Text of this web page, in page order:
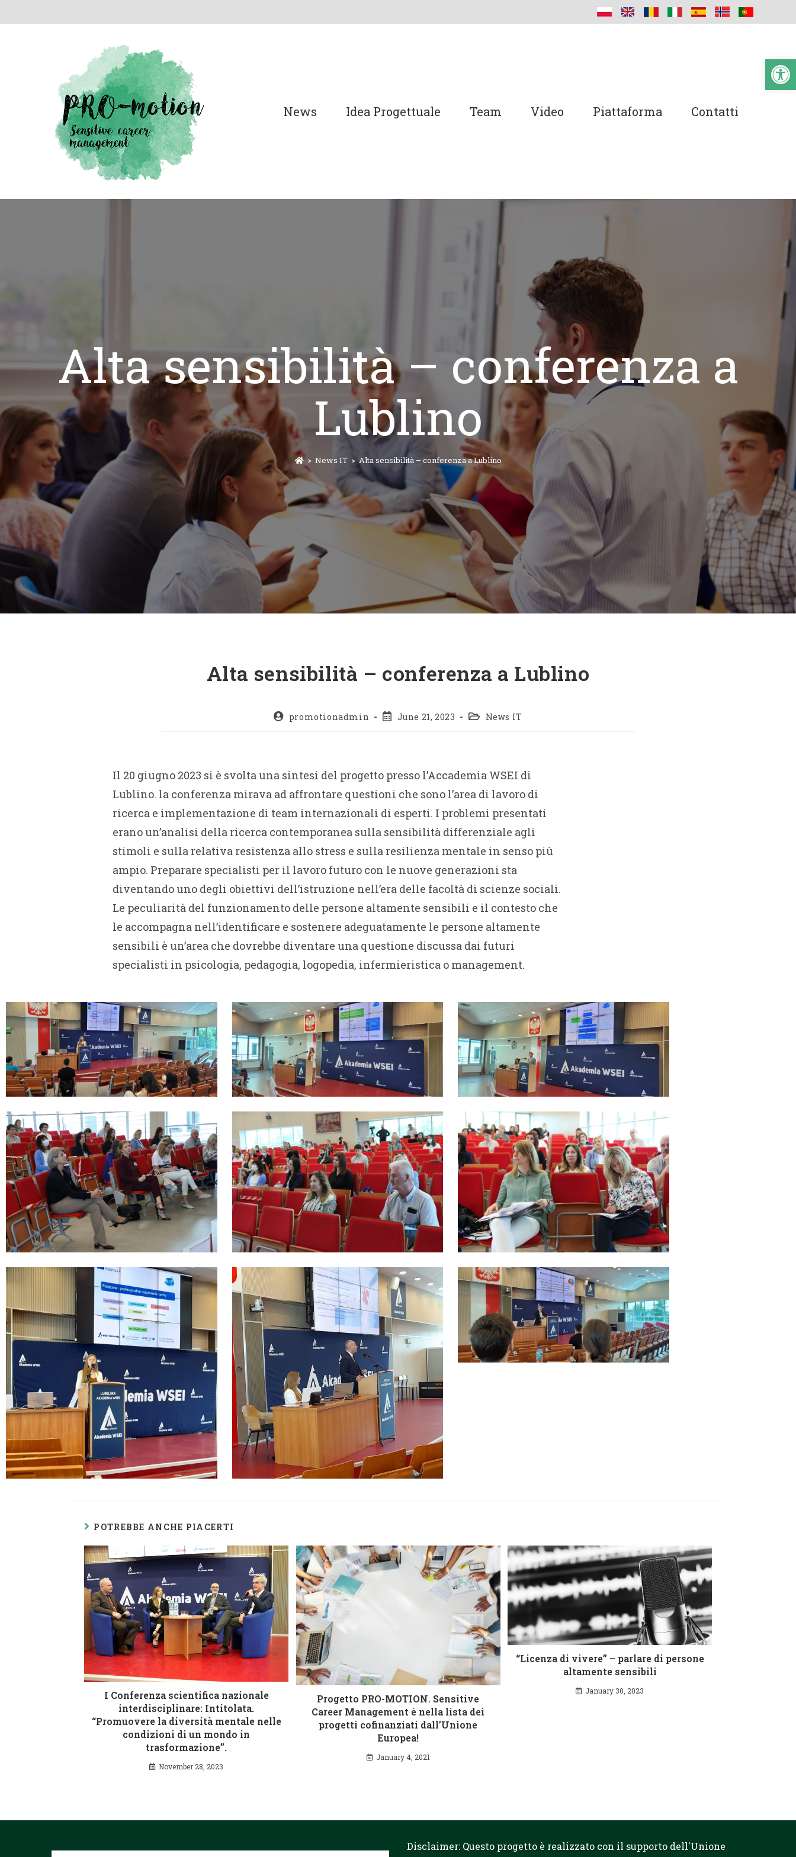
News Idea Progettuale Team Video Piattaforma Contatti
Alta sensibilità – conferenza a
Lublino
> News IT > Alta sensibilità – conferenza a Lublino
Alta sensibilità – conferenza a Lublino
promotionadmin June 21, 2023 News IT
Il 20 giugno 2023 si è svolta una sintesi del progetto presso l’Accademia WSEI di
Lublino. la conferenza mirava ad affrontare questioni che sono l’area di lavoro di
ricerca e implementazione di team internazionali di esperti. I problemi presentati
erano un’analisi della ricerca contemporanea sulla sensibilità differenziale agli
stimoli e sulla relativa resistenza allo stress e sulla resilienza mentale in senso più
ampio. Preparare specialisti per il lavoro futuro con le nuove generazioni sta
diventando uno degli obiettivi dell’istruzione nell’era delle facoltà di scienze sociali.
Le peculiarità del funzionamento delle persone altamente sensibili e il contesto che
le accompagna nell’identificare e sostenere adeguatamente le persone altamente
sensibili è un’area che dovrebbe diventare una questione discussa dai futuri
specialisti in psicologia, pedagogia, logopedia, infermieristica o management.
POTREBBE ANCHE PIACERTI
I Conferenza scientifica nazionale
interdisciplinare: Intitolata.
“Promuovere la diversità mentale nelle
condizioni di un mondo in
trasformazione”.
November 28, 2023
Progetto PRO-MOTION. Sensitive
Career Management è nella lista dei
progetti cofinanziati dall’Unione
Europea!
January 4, 2021
“Licenza di vivere” – parlare di persone
altamente sensibili
January 30, 2023
Disclaimer: Questo progetto è realizzato con il supporto dell'Unione